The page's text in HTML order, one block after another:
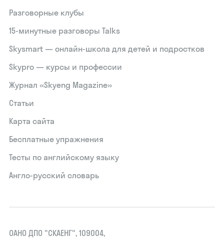
Разговорные клубы
15‑минутные разговоры Talks
Skysmart — онлайн-школа для детей и подростков
Skypro — курсы и профессии
Журнал «Skyeng Magazine»
Статьи
Карта сайта
Бесплатные упражнения
Тесты по английскому языку
Англо-русский словарь
ОАНО ДПО "СКАЕНГ", 109004,